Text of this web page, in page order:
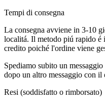
Tempi di consegna
La consegna avviene in 3-10
localitá. Il metodo piú rapido é
credito poiché l'ordine viene
Spediamo subito un
dopo un altro messaggio con
Resi (soddisfatto o rimborsato)